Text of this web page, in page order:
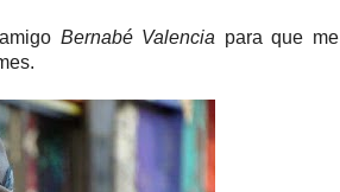
Bernabé Valencia para que me